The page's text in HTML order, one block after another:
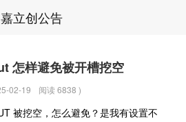
嘉立创公告
怎样避免被开槽挖空
02-19 阅读 6838 )
被挖空，怎么避免？是我有设置不